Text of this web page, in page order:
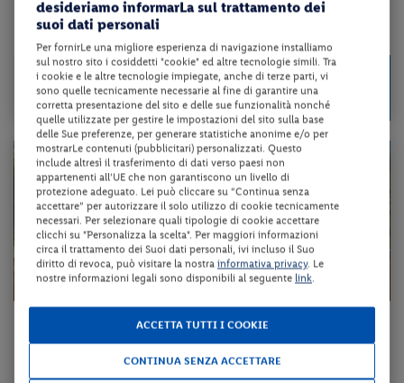
Check-in
dal 24/08/26
al 28/11/26
da85 €
a persona per 2 notti
desideriamo informarLa sul trattamento dei
suoi dati personali
Per fornirLe una migliore esperienza di navigazione installiamo
sul nostro sito i cosiddetti "cookie" ed altre tecnologie simili. Tra
i cookie e le altre tecnologie impiegate, anche di terze parti, vi
sono quelle tecnicamente necessarie al fine di garantire una
corretta presentazione del sito e delle sue funzionalità nonché
quelle utilizzate per gestire le impostazioni del sito sulla base
delle Sue preferenze, per generare statistiche anonime e/o per
mostrarLe contenuti (pubblicitari) personalizzati. Questo
include altresì il trasferimento di dati verso paesi non
appartenenti all'UE che non garantiscono un livello di
protezione adeguato. Lei può cliccare su “Continua senza
accettare” per autorizzare il solo utilizzo di cookie tecnicamente
necessari. Per selezionare quali tipologie di cookie accettare
clicchi su "Personalizza la scelta". Per maggiori informazioni
circa il trattamento dei Suoi dati personali, ivi incluso il Suo
diritto di revoca, può visitare la nostra informativa privacy. Le
nostre informazioni legali sono disponibili al seguente link.
ACCETTA TUTTI I COOKIE
CONTINUA SENZA ACCETTARE